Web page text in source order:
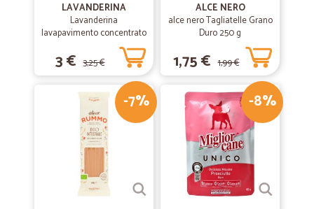
LAVANDERINA
Lavanderina
lavapavimento concentrato
3 € 3,25 €
ALCE NERO
alce nero Tagliatelle Grano
Duro 250 g
1,75 € 1,99 €
-7% -8%